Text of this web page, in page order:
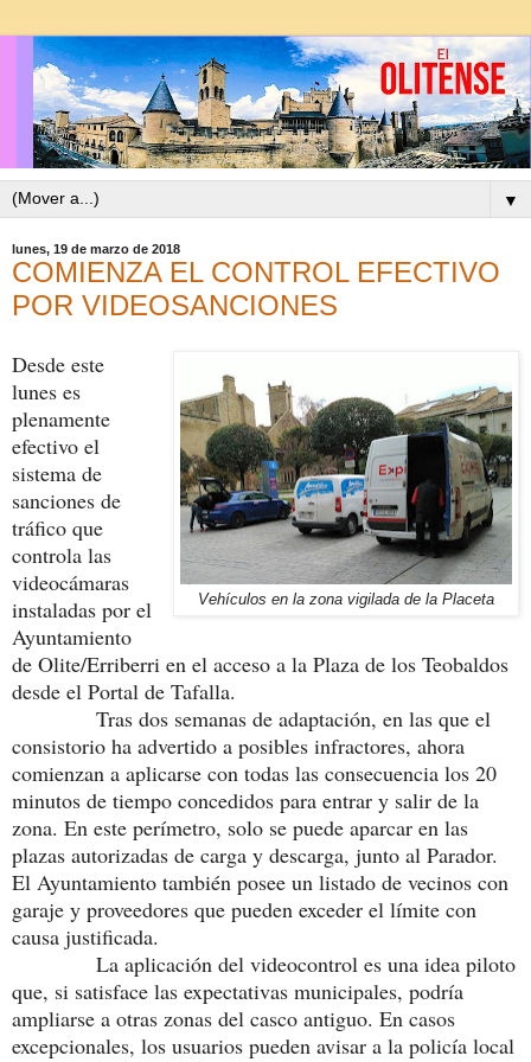
▼
lunes, 19 de marzo de 2018
COMIENZA EL CONTROL EFECTIVO
POR VIDEOSANCIONES
Vehículos en la zona vigilada de la Placeta
Desde este
lunes es
plenamente
efectivo el
sistema de
sanciones de
tráfico que
controla las
videocámaras
instaladas por el
Ayuntamiento
de Olite/Erriberri en el acceso a la Plaza de los Teobaldos
desde el Portal de Tafalla.
Tras dos semanas de adaptación, en las que el
consistorio ha advertido a posibles infractores, ahora
comienzan a aplicarse con todas las consecuencia los 20
minutos de tiempo concedidos para entrar y salir de la
zona. En este perímetro, solo se puede aparcar en las
plazas autorizadas de carga y descarga, junto al Parador.
El Ayuntamiento también posee un listado de vecinos con
garaje y proveedores que pueden exceder el límite con
causa justificada.
La aplicación del videocontrol es una idea piloto
que, si satisface las expectativas municipales, podría
ampliarse a otras zonas del casco antiguo. En casos
excepcionales, los usuarios pueden avisar a la policía local